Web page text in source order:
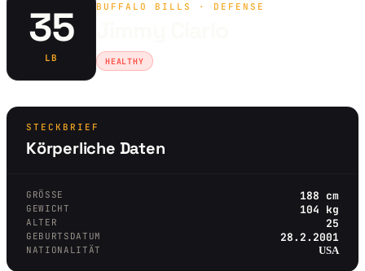
35
LB
BUFFALO BILLS · DEFENSE
HEALTHY
STECKBRIEF
Körperliche Daten
GRÖSSE 188 cm
GEWICHT 104 kg
ALTER 25
GEBURTSDATUM 28.2.2001
NATIONALITÄT USA